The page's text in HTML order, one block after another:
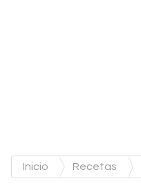
Inicio Recetas